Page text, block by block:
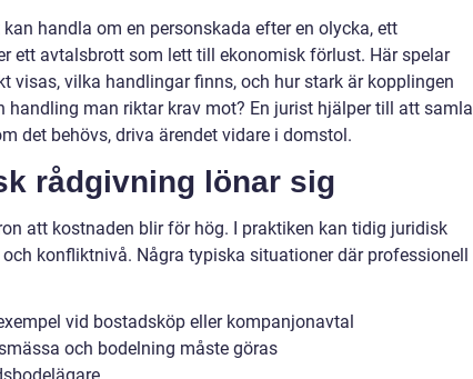
handla om en personskada efter en olycka, ett
ett avtalsbrott som lett till ekonomisk förlust. Här spelar
visas, vilka handlingar finns, och hur stark är kopplingen
handling man riktar krav mot? En jurist hjälper till att samla
det behövs, driva ärendet vidare i domstol.
rådgivning lönar sig
att kostnaden blir för hög. I praktiken kan tidig juridisk
konfliktnivå. Några typiska situationer där professionell
vid bostadsköp eller kompanjonavtal
och bodelning måste göras